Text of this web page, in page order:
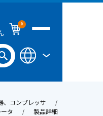
0
、コンプレッサ
タ 製品詳細